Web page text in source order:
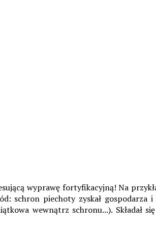
wyprawę fortyfikacyjną! Na
schron piechoty zyskał
wewnątrz schronu...). Składał